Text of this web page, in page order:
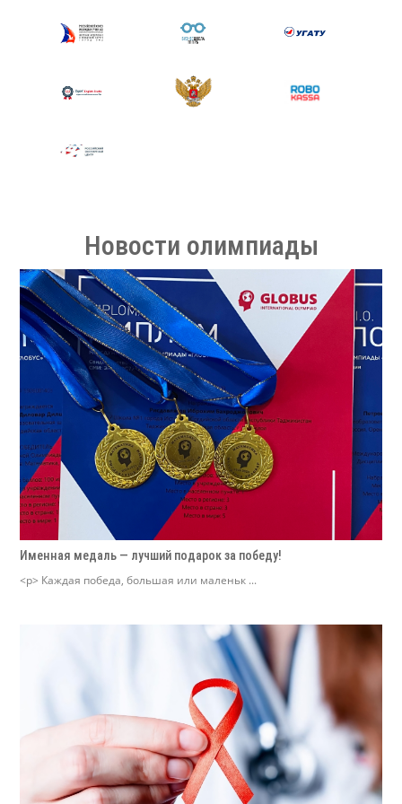
Новости олимпиады
Именная медаль — лучший подарок за победу!
<p> Каждая победа, большая или маленьк ...